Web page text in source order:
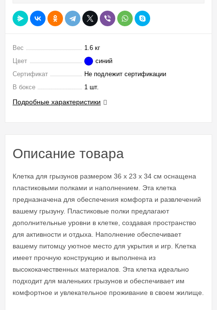
Вес
1.6 кг
Цвет
синий
Сертификат
Не подлежит сертификации
В боксе
1 шт.
Подробные характеристики
Описание товара
Клетка для грызунов размером 36 х 23 х 34 см оснащена
пластиковыми полками и наполнением. Эта клетка
предназначена для обеспечения комфорта и развлечений
вашему грызуну. Пластиковые полки предлагают
дополнительные уровни в клетке, создавая пространство
для активности и отдыха. Наполнение обеспечивает
вашему питомцу уютное место для укрытия и игр. Клетка
имеет прочную конструкцию и выполнена из
высококачественных материалов. Эта клетка идеально
подходит для маленьких грызунов и обеспечивает им
комфортное и увлекательное проживание в своем жилище.